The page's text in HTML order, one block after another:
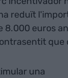
reduït
8.000 euros
que
una